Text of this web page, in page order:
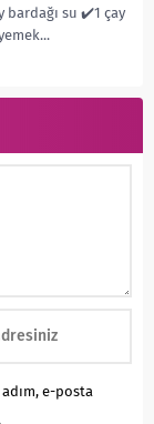
bardağı su ✔️1 çay
e-posta